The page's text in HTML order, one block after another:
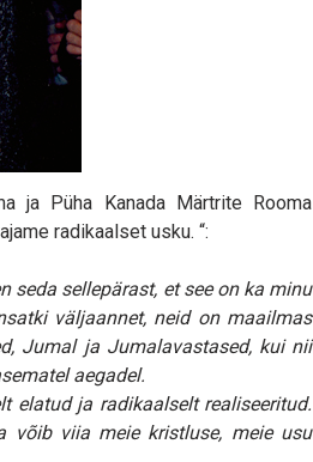
ja Püha Kanada Märtrite Rooma
radikaalset usku. “:
seda sellepärast, et see on ka minu
väljaannet, neid on maailmas
Jumal ja Jumalavastased, kui nii
aegadel.
elatud ja radikaalselt realiseeritud.
võib viia meie kristluse, meie usu